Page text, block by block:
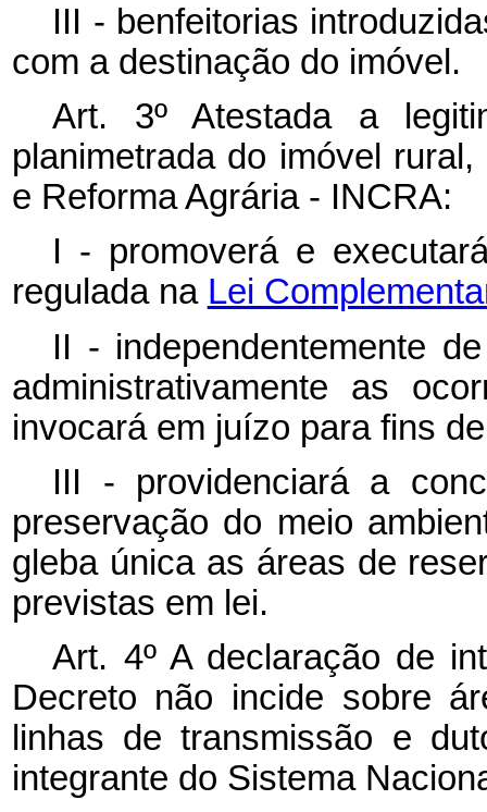
III - benfeitorias
com a destinação do imóvel.
Art. 3º Atestada a
planimetrada do imóvel
e Reforma Agrária - INCRA:
I - promoverá e
regulada na Lei
II - independentemente
administrativamente as
invocará em juízo para fins
III - providenciará a
preservação do meio
gleba única as áreas de
previstas em lei.
Art. 4º A declaração de
Decreto não incide sobre
linhas de transmissão e
integrante do Sistema